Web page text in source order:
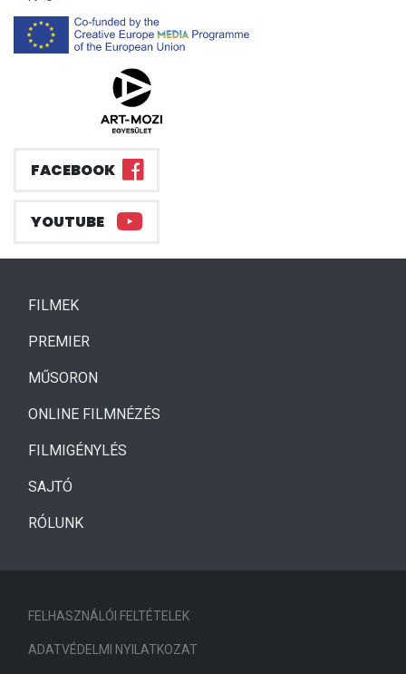
FACEBOOK
YOUTUBE
FILMEK(CURRENT)
PREMIER
MŰSORON
ONLINE FILMNÉZÉS
FILMIGÉNYLÉS
SAJTÓ
RÓLUNK
FELHASZNÁLÓI FELTÉTELEK
ADATVÉDELMI NYILATKOZAT